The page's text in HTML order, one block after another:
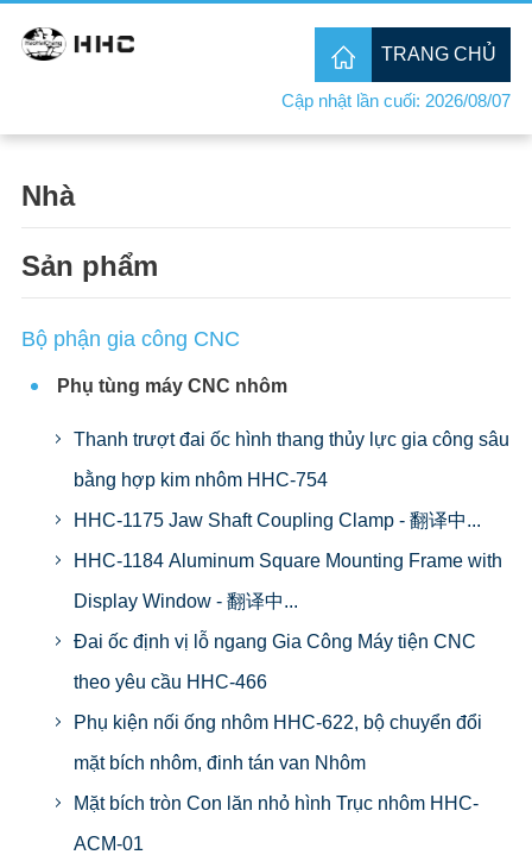
TRANG CHỦ
Cập nhật lần cuối: 2026/08/07
Nhà
Sản phẩm
Bộ phận gia công CNC
Phụ tùng máy CNC nhôm
Thanh trượt đai ốc hình thang thủy lực gia công sâu
bằng hợp kim nhôm HHC-754
HHC-1175 Jaw Shaft Coupling Clamp - 翻译中...
HHC-1184 Aluminum Square Mounting Frame with
Display Window - 翻译中...
Đai ốc định vị lỗ ngang Gia Công Máy tiện CNC
theo yêu cầu HHC-466
Phụ kiện nối ống nhôm HHC-622, bộ chuyển đổi
mặt bích nhôm, đinh tán van Nhôm
Mặt bích tròn Con lăn nhỏ hình Trục nhôm HHC-
ACM-01